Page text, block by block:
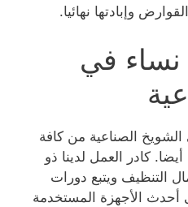
وإبادتها نهائيا.
في
الصناعية من كافة
كادر العمل لدينا ذو
التنظيف ويتبع دورات
أحدث الأجهزة المستخدمة